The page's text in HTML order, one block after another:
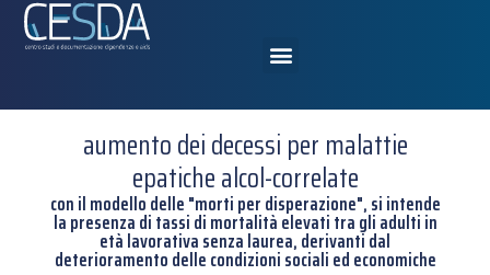
aumento dei decessi per malattie
epatiche alcol-correlate
con il modello delle "morti per disperazione", si intende
la presenza di tassi di mortalità elevati tra gli adulti in
età lavorativa senza laurea, derivanti dal
deterioramento delle condizioni sociali ed economiche